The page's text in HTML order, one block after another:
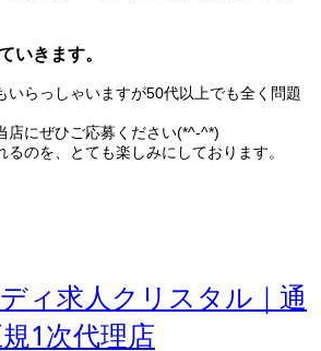
いきます。
いらっしゃいますが50代以上でも全く問題
店にぜひご応募ください(*^-^*)
のを、とても楽しみにしております。